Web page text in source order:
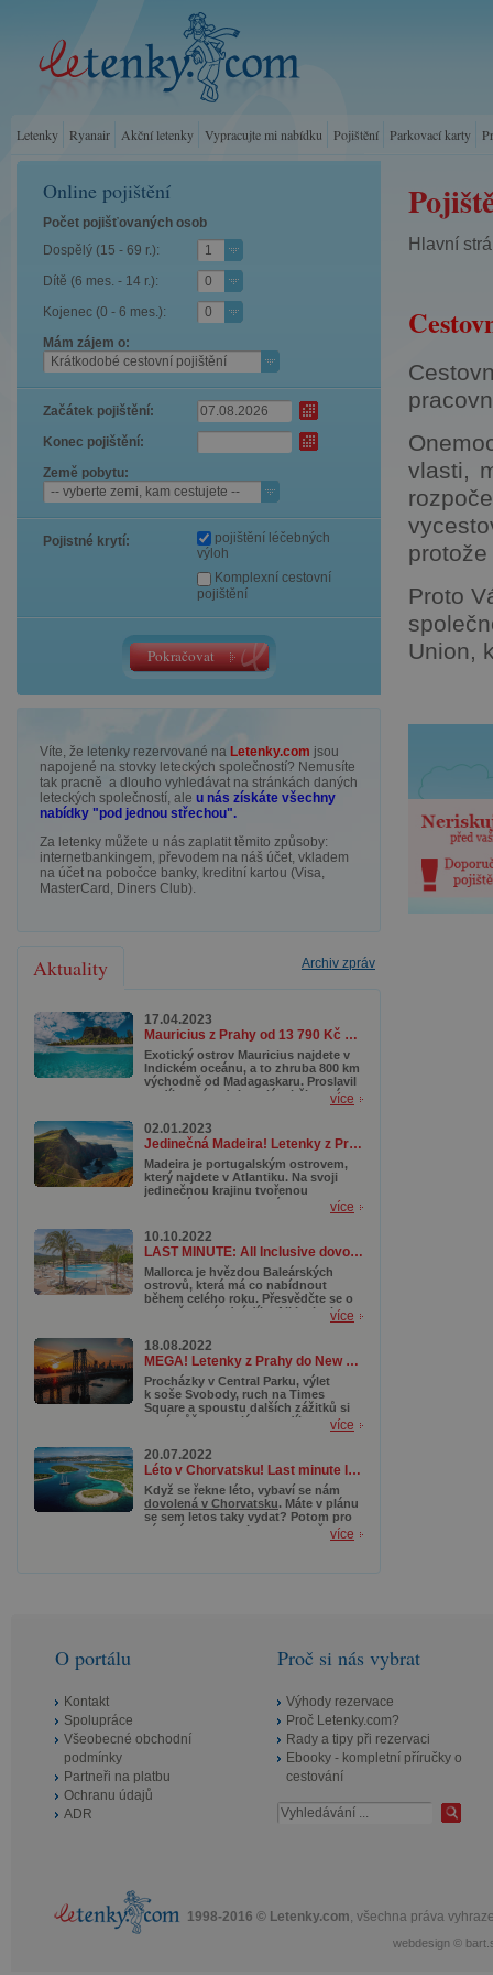
Letenky Ryanair Akční letenky Vypracujte mi nabídku Pojištění Parkovací karty
Online pojištění
Počet pojišťovaných osob
Dospělý (15 - 69 r.):
1
Dítě (6 mes. - 14 r.):
0
Kojenec (0 - 6 mes.):
0
Mám zájem o:
Krátkodobé cestovní pojištění
Začátek pojištění:
Konec pojištění:
Země pobytu:
-- vyberte zemi, kam cestujete --
Pojistné krytí:
pojištění léčebných
výloh
Komplexní cestovní
pojištění
Víte, že letenky rezervované na Letenky.com jsou
napojené na stovky leteckých společností? Nemusíte
tak pracně a dlouho vyhledávat na stránkách daných
leteckých společností, ale u nás získáte všechny
nabídky "pod jednou střechou".
Za letenky můžete u nás zaplatit těmito způsoby:
internetbankingem, převodem na náš účet, vkladem
na účet na pobočce banky, kreditní kartou (Visa,
MasterCard, Diners Club).
Archiv zpráv
Aktuality
17.04.2023
Mauricius z Prahy od 13 790 Kč se zavazadlem a v top termínech
Exotický ostrov Mauricius najdete v
Indickém oceánu, a to zhruba 800 km
východně od Madagaskaru. Proslavil
se díky svým dokonalým bělostným
korálovým útesům, které lákají
potápěče z celého světa. Kromě toho
se tady ukrývají nádherné přírodní
rezervace a národní parky, kde
můžete objevovat pestrou faunu a
flóru.
více
02.01.2023
Jedinečná Madeira! Letenky z Prahy od 3 890 Kč s termíny až do října
Madeira je portugalským ostrovem,
který najdete v Atlantiku. Na svoji
jedinečnou krajinu tvořenou
tropickými rostlinami, útesy,
zahradami a samozřejmě
dechberoucími stezkami či horami
láká zejména milovníky turistiky. A
právě i díky své podobnosti
s Havajskými ostrovy je nazývána
Havají Atlantiku. Pro nás je tak mimo
jiné skvělou alternativou, když se
nám na vzdálenou a dražší Havaj
více
10.10.2022
LAST MINUTE: All Inclusive dovolená na Mallorce od 10 990 Kč
Mallorca je hvězdou Baleárských
ostrovů, která má co nabídnout
během celého roku. Přesvědčte se o
tom už za pár dní díky All Inclusive
pobytu s fantastickou cenovkou.
Čekají na vás romantické procházky
po pláži či malebná městečka. Jestli
ale dáváte přednost o něco
aktivnějšímu programu, naplánujte si
turistiku. Mallorca má nádherná
pohoří, k jejichž prozkoumávání
vám aktuální podzimní teploty přímo
více
18.08.2022
MEGA! Letenky z Prahy do New Yorku od 7 990 Kč
Procházky v Central Parku, výlet
k soše Svobody, ruch na Times
Square a spoustu dalších zážitků si
nyní můžete naplánovat díky super
Letíte z Prahy od neuvěřitelných
7 990 Kč. Moc ale neotálejte, akce
totiž platí už jen do zítřka (19. srpna
2022) nebo do vyprodání.
více
20.07.2022
Léto v Chorvatsku! Last minute letenky od 464 Kč
Když se řekne léto, vybaví se nám
dovolená v Chorvatsku. Máte v plánu
se sem letos taky vydat? Potom pro
vás máme super tip – zapomeňte na
nekonečnou a únavnou cestu autem
více
Hlavní
vlasti,
Proto
Union,
O portálu
Kontakt
Spolupráce
Všeobecné obchodní
podmínky
Partneři na platbu
Ochranu údajů
ADR
Proč si nás vybrat
Výhody rezervace
Proč Letenky.com?
Rady a tipy při rezervaci
Ebooky - kompletní příručky o
cestování
1998-2016 © Letenky.com, všechna práva
webdesign ©